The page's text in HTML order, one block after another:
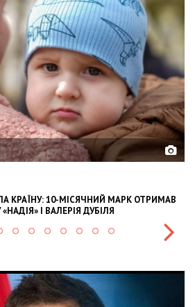
МАРК ОТРИМАВ
02.02.2026
OLEKSII ABASOV: HOW
INTERNATIONAL